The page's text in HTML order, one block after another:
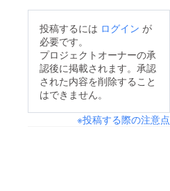
https://camp-
fire.jp/projects/786466
/view?
utm_campaign=cp_po
ge_projects_showこれ
生まれたミニミニさん
たちを除くとみんな同
じくらい大きくなって
るので高さと広さをな
るべく重視して作りま
した。一番大きい子た
ち6匹は余裕で入って
広々と眠れていまし
してトイレが届きまし
た！本当にありがとう
ございます。新しいト
イレが届いたとき、猫
きて興味津々でチェッ
投稿するには ログイン が
必要です。
プロジェクトオーナーの承
認後に掲載されます。承認
された内容を削除すること
はできません。
※投稿する際の注意点